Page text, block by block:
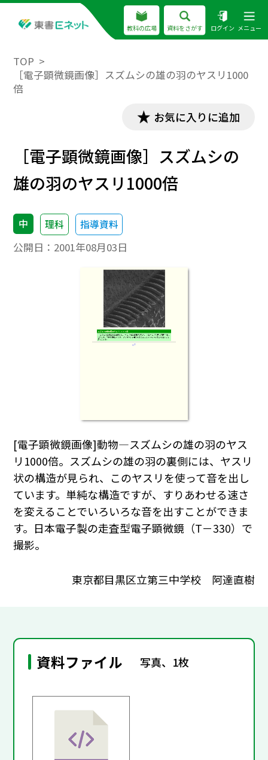
教科の広場 資料をさがす ログイン メニュー
TOP
［電子顕微鏡画像］スズムシの雄の羽のヤスリ1000
倍
お気に入りに追加
［電子顕微鏡画像］スズムシの
雄の羽のヤスリ1000倍
中 理科 指導資料
公開日： 2001年08月03日
[電子顕微鏡画像]動物―スズムシの雄の羽のヤス
リ1000倍。スズムシの雄の羽の裏側には、ヤスリ
状の構造が見られ、このヤスリを使って音を出し
ています。単純な構造ですが、すりあわせる速さ
を変えることでいろいろな音を出すことができま
す。日本電子製の走査型電子顕微鏡（T－330）で
撮影。
東京都目黒区立第三中学校 阿達直樹
資料ファイル 写真、1枚